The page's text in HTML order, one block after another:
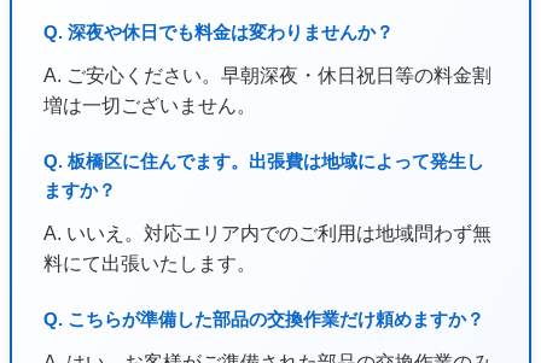
Q. 深夜や休日でも料金は変わりませんか？
A. ご安心ください。早朝深夜・休日祝日等の料金割
増は一切ございません。
Q. 板橋区に住んでます。出張費は地域によって発生し
ますか？
A. いいえ。対応エリア内でのご利用は地域問わず無
料にて出張いたします。
Q. こちらが準備した部品の交換作業だけ頼めますか？